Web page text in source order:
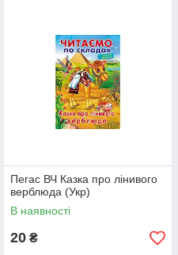
Пегас ВЧ Казка про лінивого
верблюда (Укр)
В наявності
20 ₴